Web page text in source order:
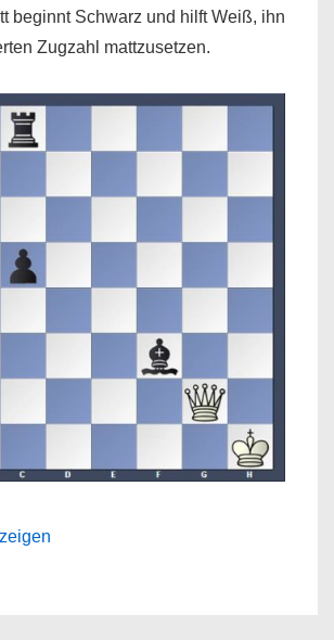
beginnt Schwarz und hilft Weiß, ihn
Zugzahl mattzusetzen.